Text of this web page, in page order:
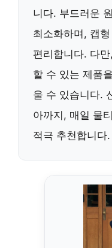
니다. 부드러운
최소화하며, 캡
편리합니다. 다
할 수 있는 제품
울 수 있습니다.
아까지, 매일 물
적극 추천합니다